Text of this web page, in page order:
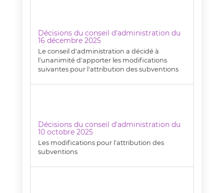
Décisions du conseil d'administration du
16 décembre 2025
Le conseil d'administration a décidé à
l'unanimité d'apporter les modifications
suivantes pour l'attribution des subventions
Décisions du conseil d'administration du
10 octobre 2025
Les modifications pour l'attribution des
subventions